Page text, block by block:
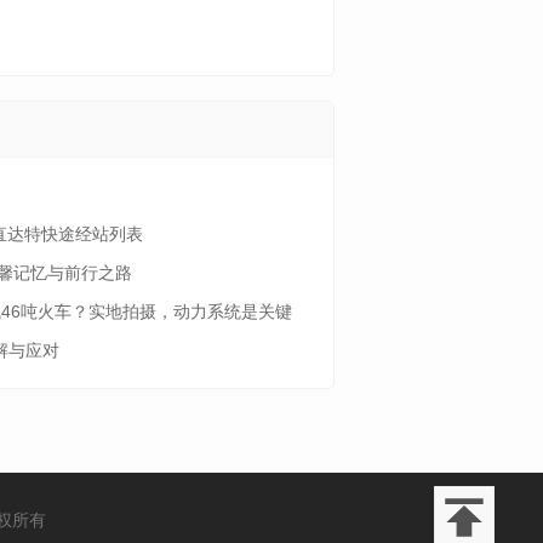
达特快途经站列表
记忆与前行之路
吨火车？实地拍摄，动力系统是关键
与应对
所有